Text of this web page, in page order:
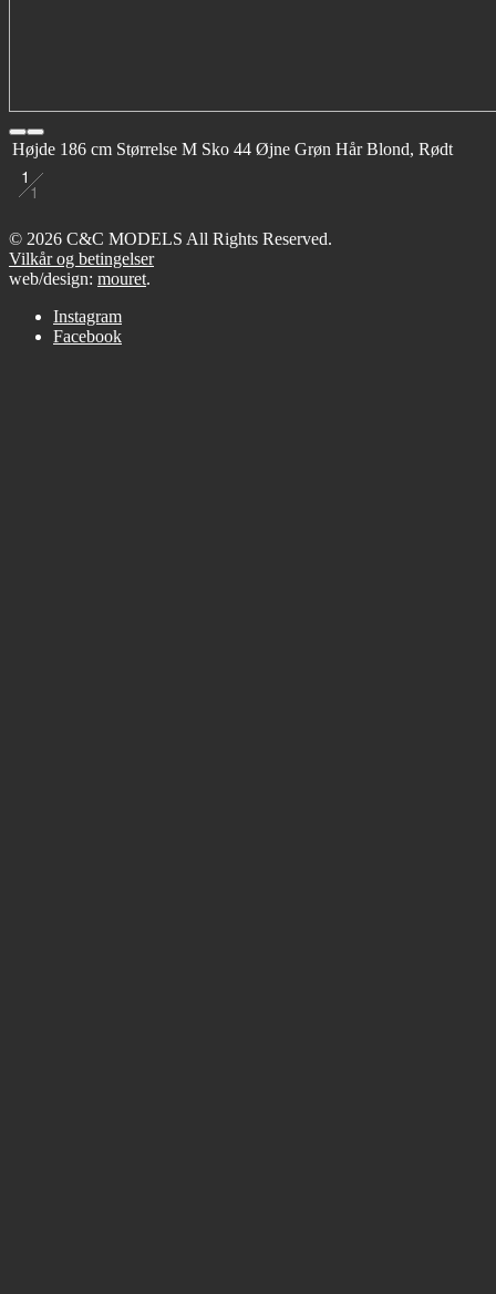
Højde 186 cm Størrelse M Sko 44 Øjne Grøn HårBlond, Rødt
1
1
© 2026 C&C MODELS All Rights Reserved.
Vilkår og betingelser
web/design: mouret.
Instagram
Facebook